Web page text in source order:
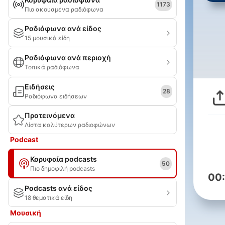
Πιο ακουσμένα ραδιόφωνα
1173
Ραδιόφωνα ανά είδος
15 μουσικά είδη
Ραδιόφωνα ανά περιοχή
Τοπικά ραδιόφωνα
Ειδήσεις
Ραδιόφωνα ειδήσεων
28
Προτεινόμενα
Λίστα καλύτερων ραδιοφώνων
Podcast
Κορυφαία podcasts
Πιο δημοφιλή podcasts
50
Podcasts ανά είδος
18 θεματικά είδη
Μουσική